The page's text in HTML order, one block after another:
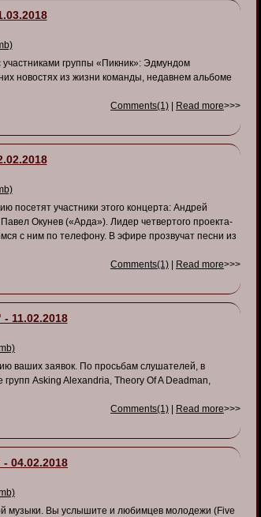
группы «Пикник»: Эдмундом
новостях из жизни команды, недавнем альбоме
Comments(1)
Read more>>>
посетят участники этого концерта: Андрей
Окунев («Арда»). Лидер четвертого проекта-
с ним по телефону. В эфире прозвучат песни из
Comments(1)
Read more>>>
11.02.2018
ваших заявок. По просьбам слушателей, в
Asking Alexandria, Theory Of A Deadman,
Comments(1)
Read more>>>
04.02.2018
музыки. Вы услышите и любимцев молодежи (Five